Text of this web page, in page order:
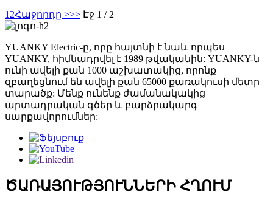
1 2Հաջորդը >>> Էջ 1 / 2
YUANKY Electric-ը, որը հայտնի է նաև որպես
YUANKY, հիմնադրվել է 1989 թվականին: YUANKY-ն
ունի ավելի քան 1000 աշխատակից, որոնք
զբաղեցնում են ավելի քան 65000 քառակուսի մետր
տարածք: Մենք ունենք ժամանակակից
արտադրական գծեր և բարձրակարգ
սարքավորումներ:
ԾԱՌԱՅՈՒԹՅՈՒՆՆԵՐԻ ՀՂՈՒՄ